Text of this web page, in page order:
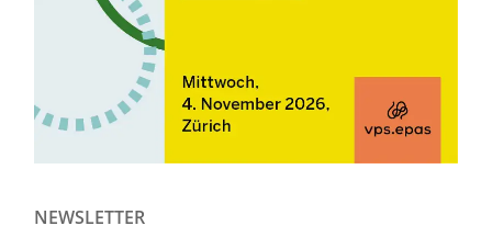
NEWSLETTER